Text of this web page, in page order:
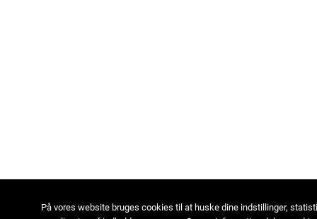
På vores website bruges cookies til at huske dine indstillinger,